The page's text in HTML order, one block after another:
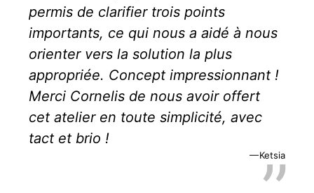
permis de clarifier trois points
importants, ce qui nous a aidé à nous
orienter vers la solution la plus
appropriée. Concept impressionnant !
Merci Cornelis de nous avoir offert
cet atelier en toute simplicité, avec
tact et brio !
Ketsia